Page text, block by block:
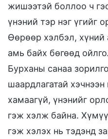
жишээтэй боллоо ч
үнэний тэр нэг үгийг
Өөрөөр хэлбэл,
амь байх бөгөөд
Бурханы санаа
шаардлагатай
хамаагүй, үнэнийг
гэж хэлж байна.
гэж хэлэх нь тэдэнд